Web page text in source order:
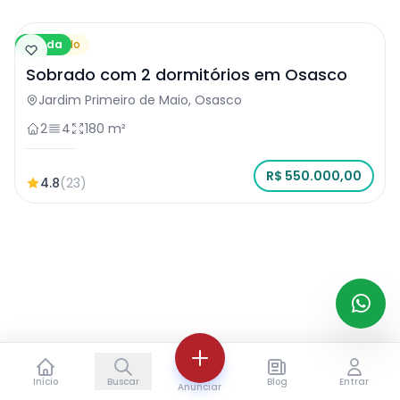
Venda
Sobrado
Sobrado com 2 dormitórios em Osasco
Jardim Primeiro de Maio, Osasco
2
4 180 m²
4.8(23) R$ 550.000,00
Início Buscar Anunciar Blog Entrar